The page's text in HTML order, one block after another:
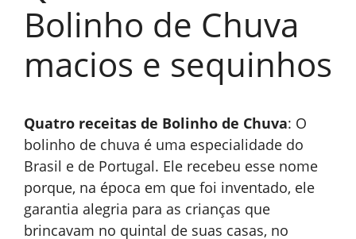
Bolinho de Chuva
macios e sequinhos
Quatro receitas de Bolinho de Chuva: O
bolinho de chuva é uma especialidade do
Brasil e de Portugal. Ele recebeu esse nome
porque, na época em que foi inventado, ele
garantia alegria para as crianças que
brincavam no quintal de suas casas, no